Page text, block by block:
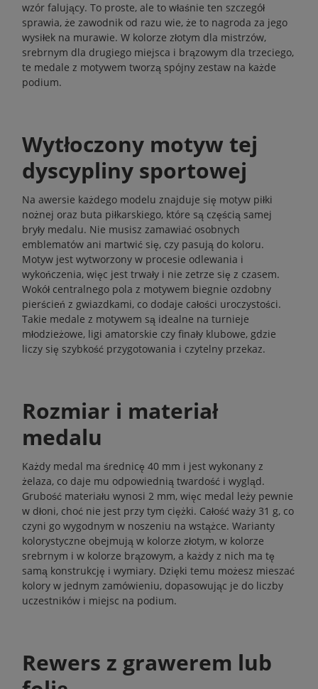
wzór falujący. To proste, ale to właśnie ten szczegół
sprawia, że zawodnik od razu wie, że to nagroda za jego
wysiłek na murawie. W kolorze złotym dla mistrzów,
srebrnym dla drugiego miejsca i brązowym dla trzeciego,
te medale z motywem tworzą spójny zestaw na każde
podium.
Wytłoczony motyw tej
dyscypliny sportowej
Na awersie każdego modelu znajduje się motyw piłki
nożnej oraz buta piłkarskiego, które są częścią samej
bryły medalu. Nie musisz zamawiać osobnych
emblematów ani martwić się, czy pasują do koloru.
Motyw jest wytworzony w procesie odlewania i
wykończenia, więc jest trwały i nie zetrze się z czasem.
Wokół centralnego pola z motywem biegnie ozdobny
pierścień z gwiazdkami, co dodaje całości uroczystości.
Takie medale z motywem są idealne na turnieje
młodzieżowe, ligi amatorskie czy finały klubowe, gdzie
liczy się szybkość przygotowania i czytelny przekaz.
Rozmiar i materiał
medalu
Każdy medal ma średnicę 40 mm i jest wykonany z
żelaza, co daje mu odpowiednią twardość i wygląd.
Grubość materiału wynosi 2 mm, więc medal leży pewnie
w dłoni, choć nie jest przy tym ciężki. Całość waży 31 g, co
czyni go wygodnym w noszeniu na wstążce. Warianty
kolorystyczne obejmują w kolorze złotym, w kolorze
srebrnym i w kolorze brązowym, a każdy z nich ma tę
samą konstrukcję i wymiary. Dzięki temu możesz mieszać
kolory w jednym zamówieniu, dopasowując je do liczby
uczestników i miejsc na podium.
Rewers z grawerem lub